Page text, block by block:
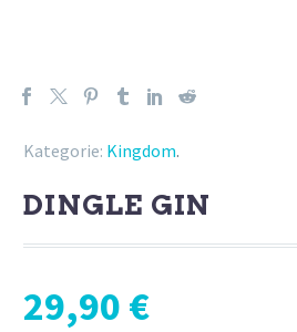
Kategorie: Kingdom.
DINGLE GIN
29,90 €